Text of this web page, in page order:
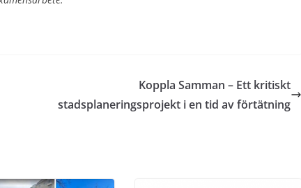
Koppla Samman – Ett kritiskt
stadsplaneringsprojekt i en tid av förtätning